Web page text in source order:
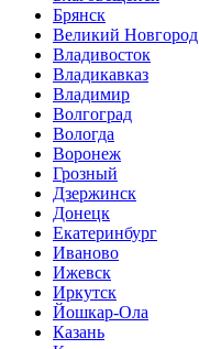
Брянск
Великий Новгород
Владивосток
Владикавказ
Владимир
Волгоград
Вологда
Воронеж
Грозный
Дзержинск
Донецк
Екатеринбург
Иваново
Ижевск
Иркутск
Йошкар-Ола
Казань